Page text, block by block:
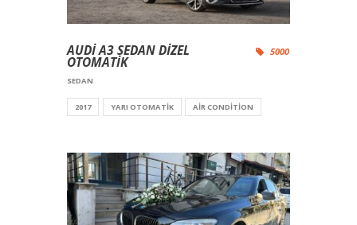
AUDİ A3 SEDAN DİZEL
OTOMATİK
SEDAN
5000
2017 YARI OTOMATIK AIR CONDITION